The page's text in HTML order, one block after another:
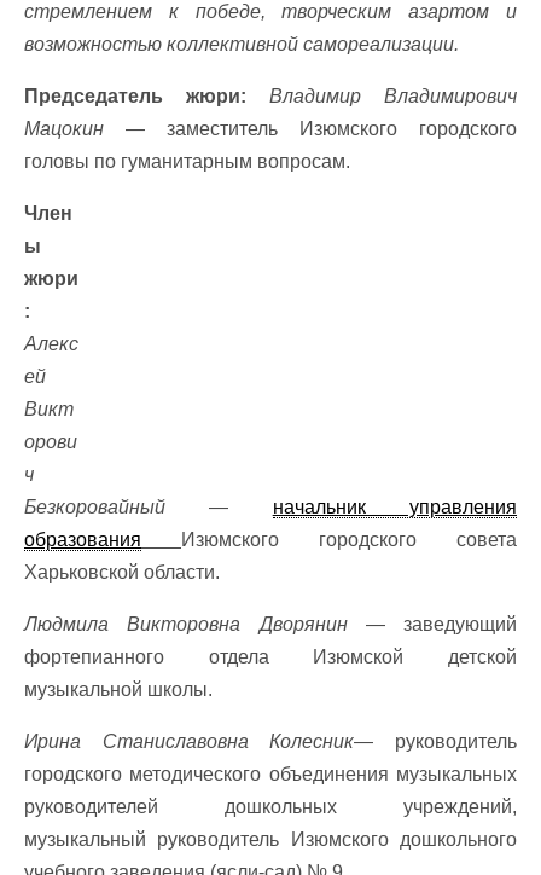
стремлением к победе, творческим азартом и
возможностью коллективной самореализации.
Председатель жюри:
Владимир Владимирович
Мацокин — заместитель Изюмского городского
головы по гуманитарным вопросам.
Член
ы
жюри
:
Алекс
ей
Викт
орови
ч
Безкоровайный — начальник управления
образования
Изюмского городского совета
Харьковской области.
Людмила Викторовна Дворянин— заведующий
фортепианного отдела Изюмской детской
музыкальной школы.
Ирина Станиславовна Колесник— руководитель
городского методического объединения музыкальных
руководителей дошкольных учреждений,
музыкальный руководитель Изюмского дошкольного